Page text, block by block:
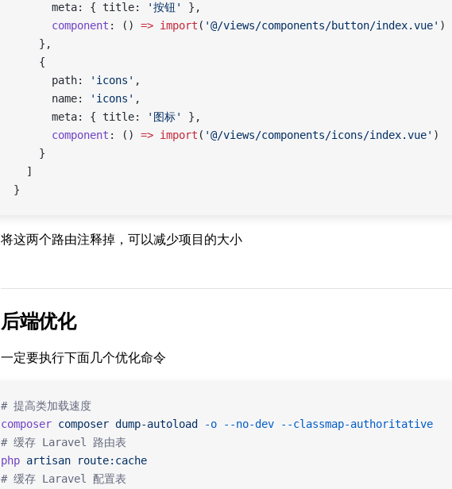
        meta: { title:
'按钮'
},
        component
: () => import ( '@/views/components/button/index.vue' )
      },
      {
        path:
'icons' ,
        name:
'icons' ,
        meta: { title:
'图标'
},
        component
: () => import ( '@/views/components/icons/index.vue' )
      }
    ]
  }
将这两个路由注释掉，可以减少项目的大小
后端优化
一定要执行下面几个优化命令
# 提高类加载速度
composer composer dump-autoload -o --no-dev --classmap-authoritative
# 缓存 Laravel 路由表
php artisan route:cache
# 缓存 Laravel 配置表